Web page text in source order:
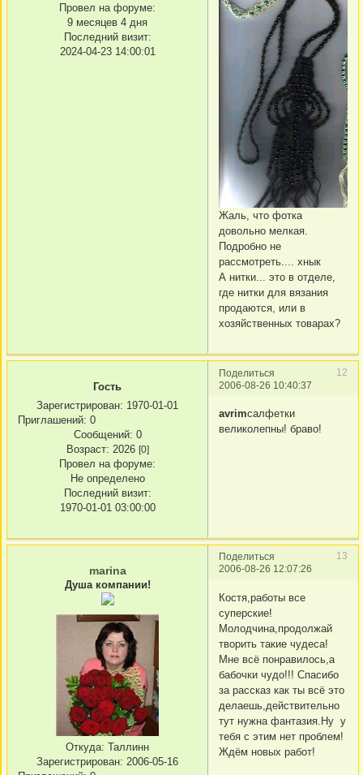
Провел на форуме:
9 месяцев 4 дня
Последний визит:
2024-04-23 14:00:01
Жаль, что фотка
довольно мелкая.
Подробно не
рассмотреть.... хнык
А нитки... это в отделе,
где нитки для вязания
продаются, или в
хозяйственных товарах?
Поделиться
12
2006-08-26 10:40:37
Гость
Зарегистрирован: 1970-01-01
Приглашений: 0
Сообщений: 0
Возраст: 2026 [0]
Провел на форуме:
Не определено
Последний визит:
1970-01-01 03:00:00
avrimсалфетки
великолепны! браво!
Поделиться
13
2006-08-26 12:07:26
marina
Душа компании!
Откуда: Таллинн
Зарегистрирован: 2006-05-16
Костя,работы все
суперские!
Молодчина,продолжай
творить такие чудеса!
Мне всё понравилось,а
бабочки чудо!!! Спасибо
за рассказ как ты всё это
делаешь,действительно
тут нужна фантазия.Ну у
тебя с этим нет проблем!
Ждём новых работ!